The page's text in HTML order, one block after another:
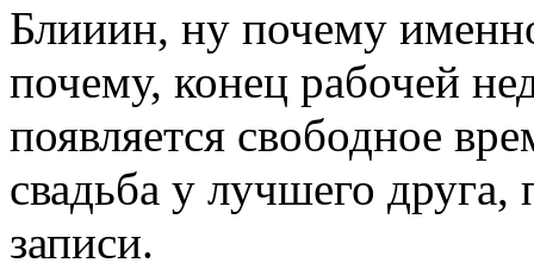
Блииин, ну почему
почему, конец рабочей
появляется свободное
свадьба у лучшего друга,
записи.